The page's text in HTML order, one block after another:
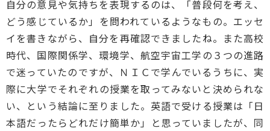
自分の意見や気持ちを表現するのは、「普段何を考え、
どう感じているか」を問われているようなもの。エッセ
イを書きながら、自分を再確認できましたね。また高校
時代、国際関係学、環境学、航空宇宙工学の３つの進路
で迷っていたのですが、ＮＩＣで学んでいるうちに、実
際に大学でそれぞれの授業を取ってみないと決められな
い、という結論に至りました。英語で受ける授業は「日
本語だったらどれだけ簡単か」と思っていましたが、同